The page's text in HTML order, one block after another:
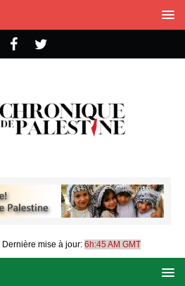
Dernière mise à jour: 6h:45 AM GMT